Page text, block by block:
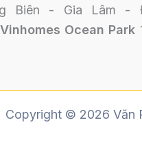
Biên - Gia Lâm -
Vinhomes Ocean Park
Copyright © 2026 Văn